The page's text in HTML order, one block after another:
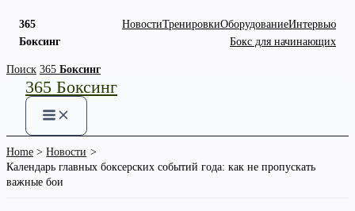
365
Боксинг
НовостиТренировкиОборудованиеИнтервью
Бокс для начинающих
Skip
content
Поиск 365 Боксинг
365 Боксинг
Home
Новости
Календарь главных боксерских событий года: как не пропускать
важные бои